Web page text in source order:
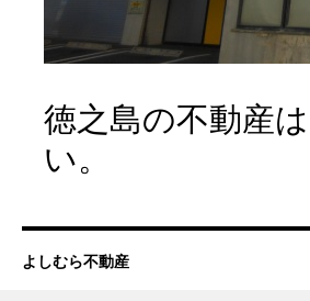
徳之島の不動産
い。
よしむら不動産